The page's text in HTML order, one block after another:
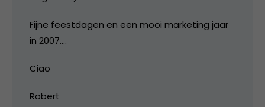
Fijne feestdagen en een mooi marketing jaar
in 2007….
Ciao
Robert